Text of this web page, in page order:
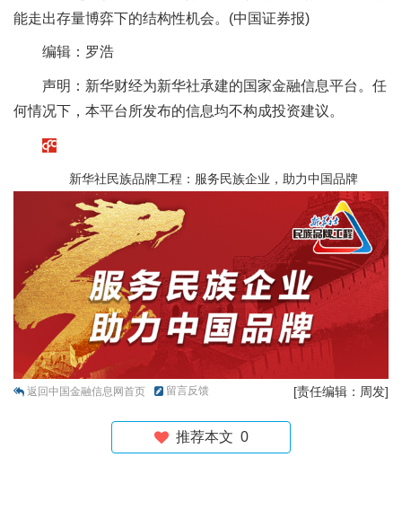
能走出存量博弈下的结构性机会。(中国证券报)
编辑：罗浩
声明：新华财经为新华社承建的国家金融信息平台。任
何情况下，本平台所发布的信息均不构成投资建议。
新华社民族品牌工程：服务民族企业，助力中国品牌
返回中国金融信息网首页 留言反馈 [责任编辑：周发]
推荐本文 0